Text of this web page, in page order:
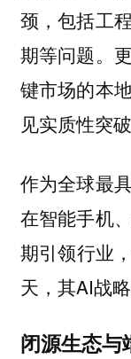
颈，包括工
期等问题。
键市场的本
见实质性突破
作为全球最
在智能手机
期引领行业
天，其AI战
闭源生态与